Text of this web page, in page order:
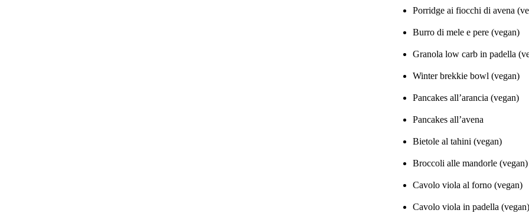
Porridge ai fiocchi di avena
Burro di mele e pere (vegan)
Granola low carb in padella
Winter brekkie bowl (vegan)
Pancakes all’arancia (vegan)
Pancakes all’avena
Bietole al tahini (vegan)
Broccoli alle mandorle (vegan)
Cavolo viola al forno (vegan)
Cavolo viola in padella (vegan)